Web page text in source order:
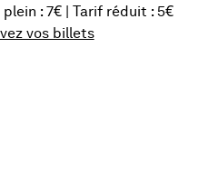
: 7€ | Tarif réduit : 5€
vos billets